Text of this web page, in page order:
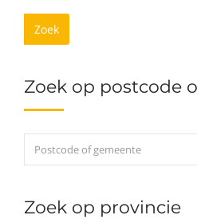
Zoek
Zoek op postcode
Zoek op provincie